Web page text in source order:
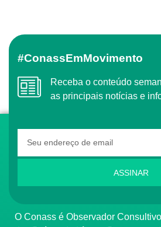
#ConassEmMovimento
Receba o conteúdo semanal do Conass com
as principais notícias e
ASSINAR
O Conass é Observador Consultivo da Comunidade